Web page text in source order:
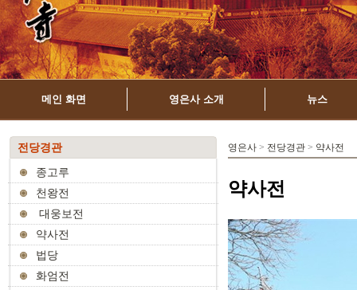
메인 화면 영은사 소개 뉴스
전당경관
종고루
천왕전
대웅보전
약사전
법당
화엄전
영은사 > 전당경관 > 약사전
약사전